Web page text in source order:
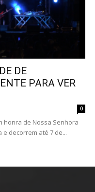
DE
PARA VER
0
honra de Nossa Senhora
decorrem até 7 de...